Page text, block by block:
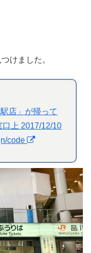
けました。
店」が帰って
口上 2017/12/10
code